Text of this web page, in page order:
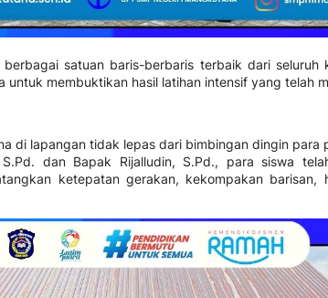
satuan baris-berbaris terbaik dari seluruh
untuk membuktikan hasil latihan intensif yang telah
di lapangan tidak lepas dari bimbingan dingin para
dan Bapak Rijalludin, S.Pd., para siswa
ketepatan gerakan, kekompakan barisan,